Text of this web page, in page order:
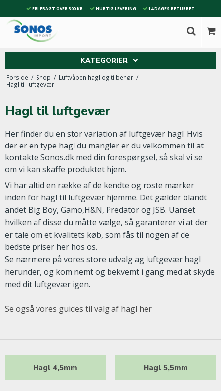
FRI FRAGT OVER 500 KR. HURTIG LEVERING 14 DAGES RETURRET
KATEGORIER
Forside / Shop / Luftvåben hagl og tilbehør /
Hagl til luftgevær
Hagl til luftgevær
Her finder du en stor variation af luftgevær hagl. Hvis
der er en type hagl du mangler er du velkommen til at
kontakte Sonos.dk med din forespørgsel, så skal vi se
om vi kan skaffe produktet hjem.
Vi har altid en række af de kendte og roste mærker
inden for hagl til luftgevær hjemme. Det gælder blandt
andet Big Boy, Gamo,H&N, Predator og JSB. Uanset
hvilken af disse du måtte vælge, så garanterer vi at der
er tale om et kvalitets køb, som fås til nogen af de
bedste priser her hos os.
Se nærmere på vores store udvalg ag luftgevær hagl
herunder, og kom nemt og bekvemt i gang med at skyde
med dit luftgevær igen.
Se også vores guides til valg af hagl her
Hagl 4,5mm Hagl 5,5mm